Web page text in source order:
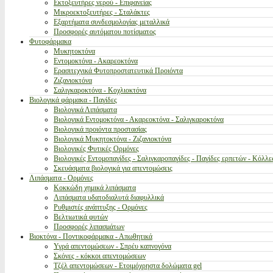
Εκτοξευτήρες νερού - Επιφανείας
Μικροεκτοξευτήρες - Σταλάκτες
Εξαρτήματα συνδεσμολογίας μεταλλικά
Προσφορές αυτόματου ποτίσματος
Φυτοφάρμακα
Μυκητοκτόνα
Εντομοκτόνα - Ακαρεοκτόνα
Ερασιτεχνικά Φυτοπροστατευτικά Προιόντα
Ζιζανιοκτόνα
Σαλιγκαροκτόνα - Κοχλιοκτόνα
Βιολογικά φάρμακα - Παγίδες
Βιολογικά Λιπάσματα
Βιολογικά Εντομοκτόνα - Ακαρεοκτόνα - Σαλιγκαροκτόνα
Βιολογικά προιόντα προστασίας
Βιολογικά Μυκητοκτόνα - Ζιζανιοκτόνα
Βιολογικές Φυτικές Ορμόνες
Βιολογικές Εντομοπαγίδες - Σαλιγκαροπαγίδες - Παγίδες ερπετών -
Σκευάσματα βιολογικά για απεντομώσεις
Λιπάσματα - Ορμόνες
Κοκκώδη χημικά λιπάσματα
Λιπάσματα υδατοδιαλυτά διαφυλλικά
Ρυθμιστές ανάπτυξης - Ορμόνες
Βελτιωτικά φυτών
Προσφορές λιπασμάτων
Βιοκτόνα - Ποντικοφάρμακα - Απωθητικά
Υγρά απεντομώσεων - Σπρέυ καπνογόνα
Σκόνες - κόκκοι απεντομώσεων
Τζέλ απεντομώσεων - Ετοιμόχρηστα δολώματα gel